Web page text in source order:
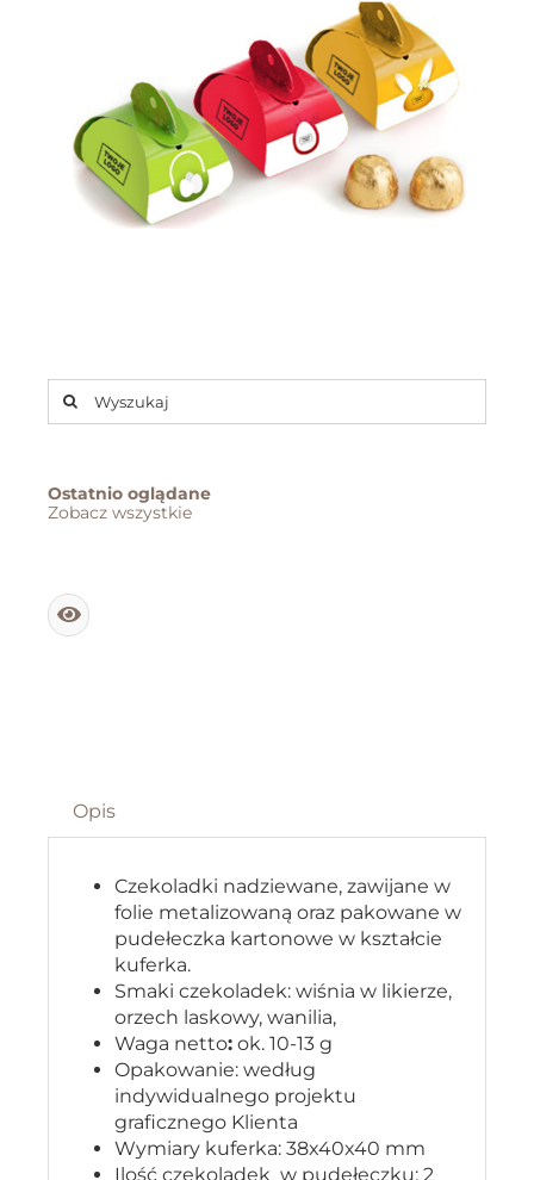
Szukaj
Ostatnio oglądane
Zobacz wszystkie
Opis
Czekoladki nadziewane, zawijane w
folie metalizowaną oraz pakowane w
pudełeczka kartonowe w kształcie
kuferka.
Smaki czekoladek: wiśnia w likierze,
orzech laskowy, wanilia,
Waga netto:ok. 10-13 g
Opakowanie: według
indywidualnego projektu
graficznego Klienta
Wymiary kuferka: 38x40x40 mm
Ilość czekoladek w pudełeczku: 2